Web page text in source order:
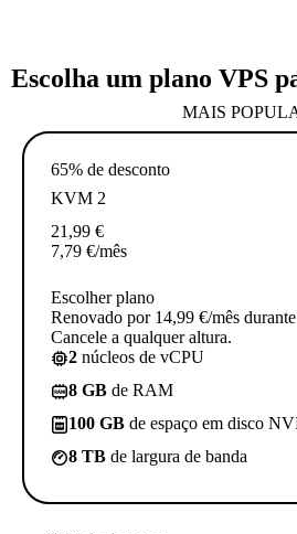
Escolha um plano VPS
MAIS
65% de desconto
KVM 2
21,99 €
7,79 €/mês
Escolher plano
Renovado por 14,99 €/mês
Cancele a qualquer altura.
2 núcleos de vCPU
8 GB de RAM
100 GB de espaço em disco
8 TB de largura de banda